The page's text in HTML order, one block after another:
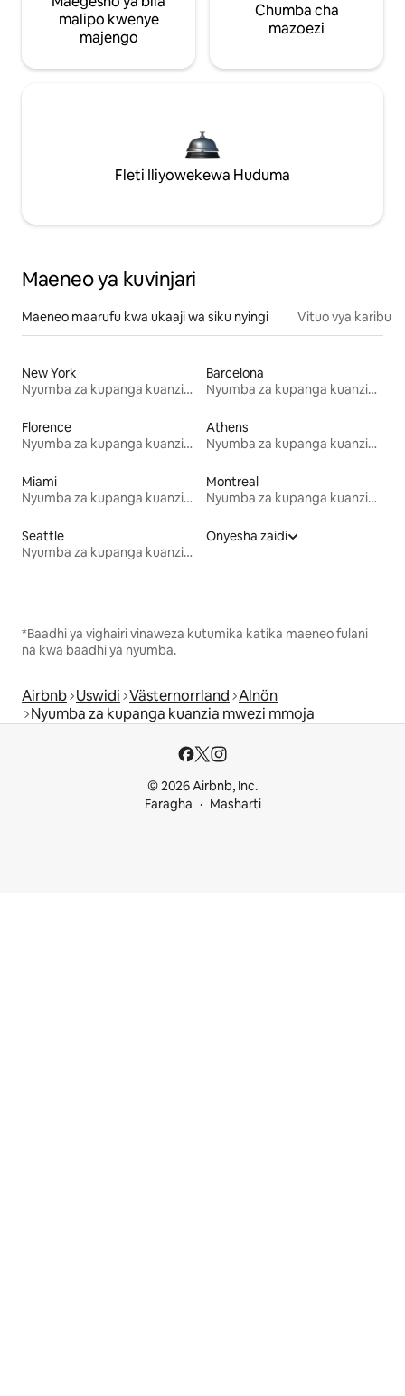
malipo kwenye
majengo
Chumba cha
mazoezi
Fleti Iliyowekewa Huduma
Maeneo ya kuvinjari
Maeneo maarufu kwa ukaaji wa siku nyingi Vituo vya karibu
New York
Nyumba za kupanga kuanzia mwezi mmoja
Barcelona
Nyumba za kupanga kuanzia mwezi mmoja
Florence
Nyumba za kupanga kuanzia mwezi mmoja
Athens
Nyumba za kupanga kuanzia mwezi mmoja
Miami
Nyumba za kupanga kuanzia mwezi mmoja
Montreal
Nyumba za kupanga kuanzia mwezi mmoja
Seattle
Nyumba za kupanga kuanzia mwezi mmoja
Onyesha zaidi
*Baadhi ya vighairi vinaweza kutumika katika maeneo fulani
na kwa baadhi ya nyumba.
Airbnb Uswidi Västernorrland Alnön
Nyumba za kupanga kuanzia mwezi mmoja
© 2026 Airbnb, Inc.
Faragha
Masharti